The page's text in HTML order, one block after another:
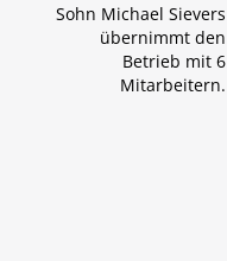
Sohn Michael Sievers
übernimmt den
Betrieb mit 6
Mitarbeitern.